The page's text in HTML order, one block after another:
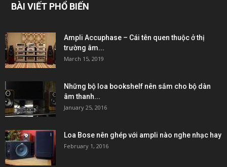
BÀI VIẾT PHỔ BIẾN
Ampli Accuphase – Cái tên quen thuộc ở thị
trường âm...
March 15, 2019
Những bộ loa bookshelf nên sắm cho bộ dàn
âm thanh...
January 25, 2016
Loa Bose nên ghép với ampli nào nghe nhạc hay
February 1, 2016